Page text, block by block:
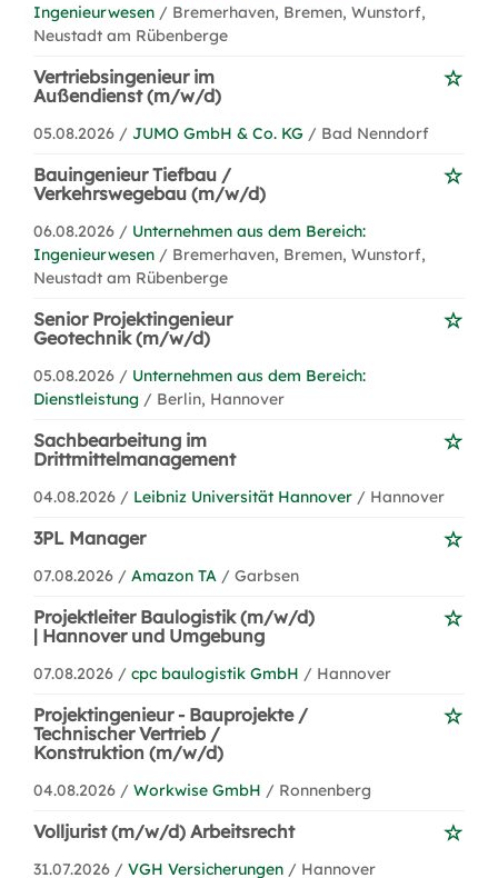
Ingenieurwesen / Bremerhaven, Bremen, Wunstorf,
Neustadt am Rübenberge
Vertriebsingenieur im
Außendienst (m/w/d)
05.08.2026 / JUMO GmbH & Co. KG / Bad Nenndorf
Bauingenieur Tiefbau /
Verkehrswegebau (m/w/d)
06.08.2026 / Unternehmen aus dem Bereich:
Ingenieurwesen / Bremerhaven, Bremen, Wunstorf,
Neustadt am Rübenberge
Senior Projektingenieur
Geotechnik (m/w/d)
05.08.2026 / Unternehmen aus dem Bereich:
Dienstleistung / Berlin, Hannover
Sachbearbeitung im
Drittmittelmanagement
04.08.2026 / Leibniz Universität Hannover / Hannover
3PL Manager
07.08.2026 / Amazon TA / Garbsen
Projektleiter Baulogistik (m/w/d)
| Hannover und Umgebung
07.08.2026 / cpc baulogistik GmbH / Hannover
Projektingenieur - Bauprojekte /
Technischer Vertrieb /
Konstruktion (m/w/d)
04.08.2026 / Workwise GmbH / Ronnenberg
Volljurist (m/w/d) Arbeitsrecht
31.07.2026 / VGH Versicherungen / Hannover